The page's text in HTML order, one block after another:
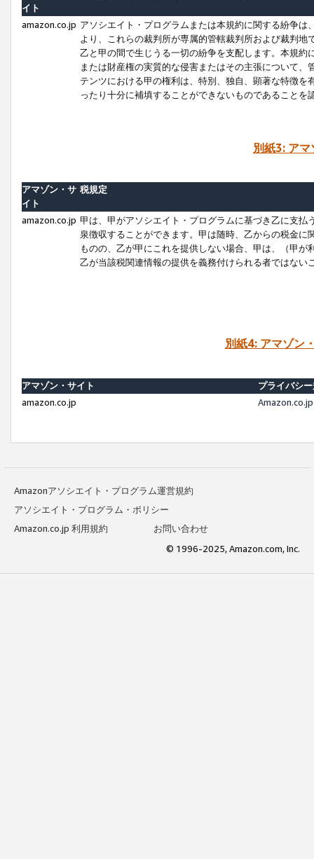
イト
amazon.co.jp アソシエイト・プログラムまたは本規約に関する紛争
より、これらの裁判所が専属的管轄裁判所および裁判
乙と甲の間で生じうる一切の紛争を支配します。本規
または財産権の実質的な侵害またはその主張について
テンツにおける甲の権利は、特別、独自、顕著な特徴
ったり十分に補填することができないものであることを
別紙3: ア
アマゾン・サ
イト
税規定
amazon.co.jp 甲は、甲がアソシエイト・プログラムに基づき乙に支
泉徴収することができます。甲は随時、乙からの税金
ものの、乙が甲にこれを提供しない場合、甲は、（甲
乙が当該税関連情報の提供を義務付けられる者ではな
別紙4: アマゾン
アマゾン・サイト
プライバシ
amazon.co.jp
Amazonアソシエイト・プログラム運営規約
アソシエイト・プログラム・ポリシー
Amazon.co.jp 利用規約
お問い合わせ
© 1996-2025, Amazon.com, Inc.